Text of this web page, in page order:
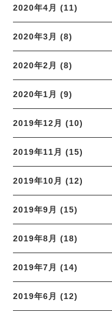
2020年4月 (11)
2020年3月 (8)
2020年2月 (8)
2020年1月 (9)
2019年12月 (10)
2019年11月 (15)
2019年10月 (12)
2019年9月 (15)
2019年8月 (18)
2019年7月 (14)
2019年6月 (12)